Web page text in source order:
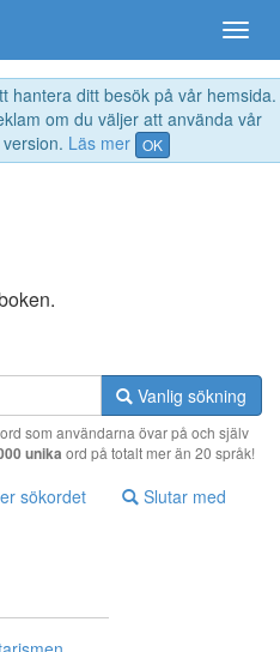
hantera ditt besök på vår hemsida.
om du väljer att använda vår
Läs mer OK
Vanlig sökning
som användarna övar på och själv
unika ord på totalt mer än 20 språk!
sökordet Slutar med